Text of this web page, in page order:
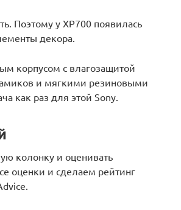
Поэтому у XP700 появилась
декора.
корпусом с влагозащитой
и мягкими резиновыми
как раз для этой Sony.
колонку и оценивать
оценки и сделаем рейтинг